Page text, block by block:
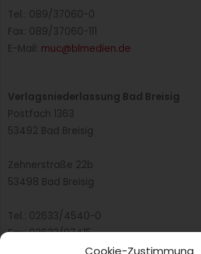
Cookie-Zustimmung
Drei Teams haben es in die
sind nominiert als GV-Team des